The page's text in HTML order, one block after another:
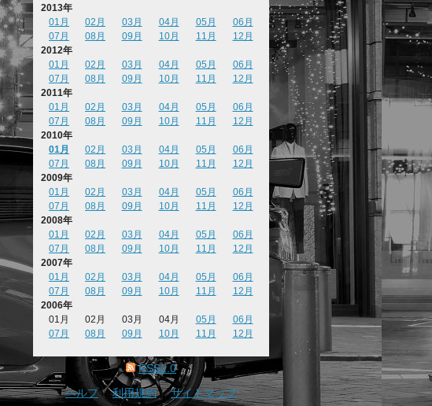
2013年
01月
02月 03月 04月 05月
06月
07月
08月 09月 10月 11月
12月
2012年
01月
02月 03月 04月 05月
06月
07月
08月 09月 10月 11月
12月
2011年
01月
02月 03月 04月 05月
06月
07月
08月 09月 10月 11月
12月
2010年
01月
02月 03月 04月 05月
06月
07月
08月 09月 10月 11月
12月
2009年
01月
02月 03月 04月 05月
06月
07月
08月 09月 10月 11月
12月
2008年
01月
02月 03月 04月 05月
06月
07月
08月 09月 10月 11月
12月
2007年
01月
02月 03月 04月 05月
06月
07月
08月 09月 10月 11月
12月
2006年
01月
02月 03月 04月 05月
06月
07月
08月 09月 10月 11月 12月
RSS2.0
ヘルプ｜利用規約｜サイトマップ